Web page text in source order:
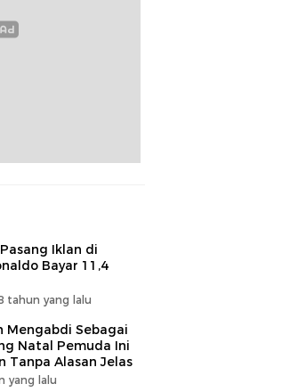
Iklan di
Bayar 11,4
tahun yang lalu
Mengabdi Sebagai
Natal Pemuda Ini
Tanpa Alasan Jelas
yang lalu